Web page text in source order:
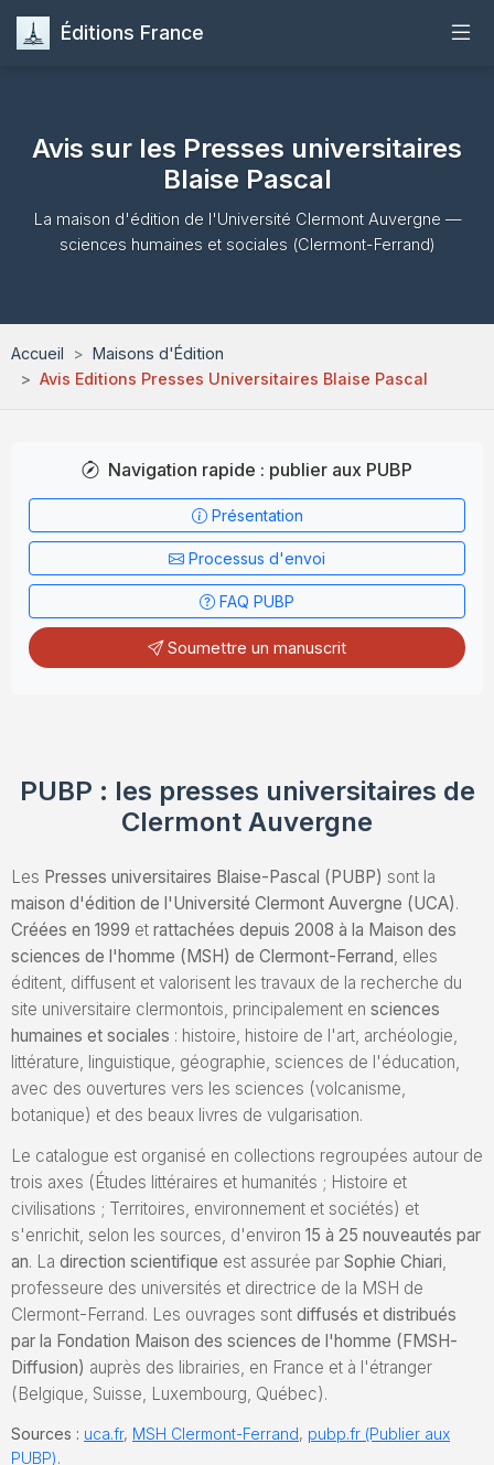
Éditions France
Publier
Maisons d'Édition
Envoyez un Manuscrit
Avis sur les Presses universitaires
Blaise Pascal
La maison d'édition de l'Université Clermont Auvergne —
sciences humaines et sociales (Clermont-Ferrand)
Accueil
Maisons d'Édition
Avis Editions Presses Universitaires Blaise Pascal
Navigation rapide : publier aux PUBP
Présentation
Processus d'envoi
FAQ PUBP
Soumettre un manuscrit
PUBP : les presses universitaires de
Clermont Auvergne
Les Presses universitaires Blaise-Pascal (PUBP) sont la
maison d'édition de l'Université Clermont Auvergne (UCA).
Créées en 1999 et rattachées depuis 2008 à la Maison des
sciences de l'homme (MSH) de Clermont-Ferrand, elles
éditent, diffusent et valorisent les travaux de la recherche du
site universitaire clermontois, principalement en sciences
humaines et sociales : histoire, histoire de l'art, archéologie,
littérature, linguistique, géographie, sciences de l'éducation,
avec des ouvertures vers les sciences (volcanisme,
botanique) et des beaux livres de vulgarisation.
Le catalogue est organisé en collections regroupées autour de
trois axes (Études littéraires et humanités ; Histoire et
civilisations ; Territoires, environnement et sociétés) et
s'enrichit, selon les sources, d'environ 15 à 25 nouveautés par
an. La direction scientifique est assurée par Sophie Chiari
professeure des universités et directrice de la MSH de
Clermont-Ferrand. Les ouvrages sont diffusés et distribués
par la Fondation Maison des sciences de l'homme (FMSH-
Diffusion) auprès des librairies, en France et à l'étranger
(Belgique, Suisse, Luxembourg, Québec).
Sources : uca.fr, MSH Clermont-Ferrand, pubp.fr (Publier aux
PUBP).